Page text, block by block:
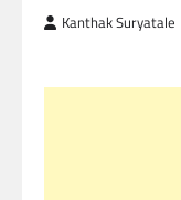
Kanthak Suryatale